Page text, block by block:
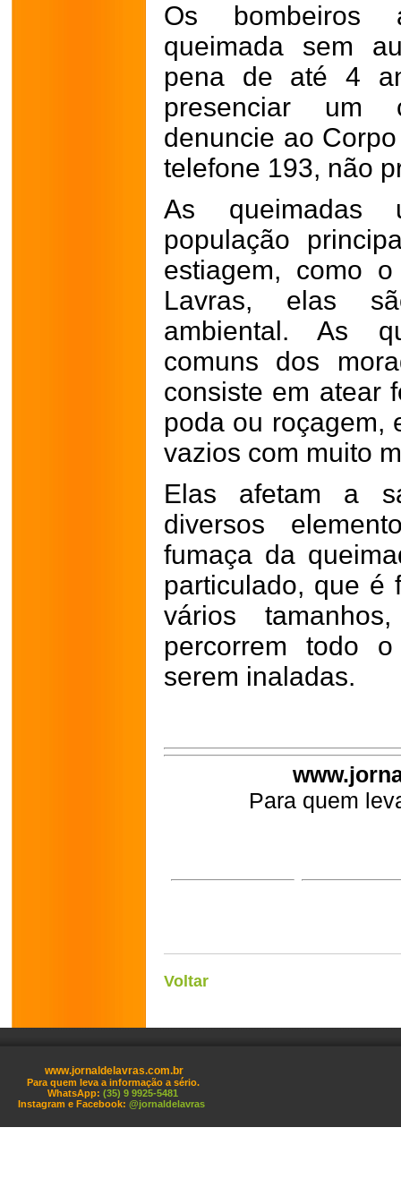
Os bombeiros
queimada sem
pena de até 4
presenciar um
denuncie ao
telefone 193, não
As queimadas
população
estiagem, como
Lavras, elas
ambiental. As
comuns dos
consiste em atear
poda ou roçagem,
vazios com muito
Elas afetam a
diversos
fumaça da
particulado, que é
vários
percorrem todo
serem inaladas.
Para quem
Voltar
www.jornaldelavras.com.br
Para quem leva a informação a sério.
WhatsApp: (35) 9 9925-5481
Instagram e Facebook: @jornaldelavras